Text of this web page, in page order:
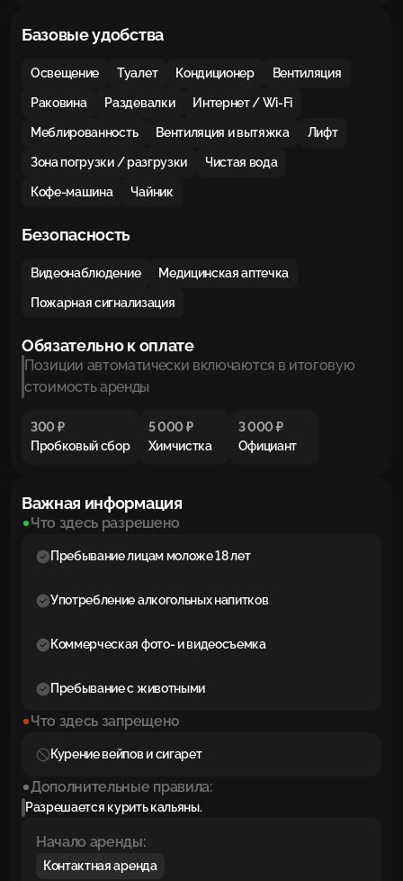
Базовые удобства
Освещение Туалет Кондиционер Вентиляция
Раковина Раздевалки Интернет / Wi-Fi
Меблированность Вентиляция и вытяжка Лифт
Зона погрузки / разгрузки Чистая вода
Кофе-машина Чайник
Безопасность
Видеонаблюдение Медицинская аптечка
Пожарная сигнализация
Обязательно к оплате
Позиции автоматически включаются в итоговую
стоимость аренды
300 ₽
Пробковый сбор
5 000 ₽
Химчистка
3 000 ₽
Официант
Важная информация
Что здесь разрешено
Пребывание лицам моложе 18 лет
Употребление алкогольных напитков
Коммерческая фото- и видеосъемка
Пребывание с животными
Что здесь запрещено
Курение вейпов и сигарет
Дополнительные правила:
Разрешается курить кальяны.
Начало аренды:
Контактная аренда